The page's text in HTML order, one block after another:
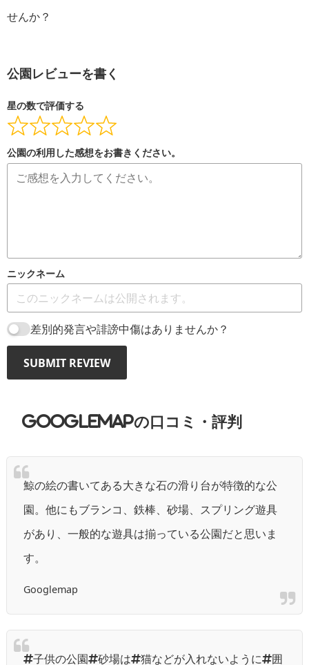
せんか？
公園レビューを書く
星の数で評価する
公園の利用した感想をお書きください。
ニックネーム
差別的発言や誹謗中傷はありませんか？
SUBMIT REVIEW
GoogleMAPの口コミ・評判
鯨の絵の書いてある大きな石の滑り台が特徴的な公
園。他にもブランコ、鉄棒、砂場、スプリング遊具
があり、一般的な遊具は揃っている公園だと思いま
す。
Googlemap
#子供の公園#砂場は#猫などが入れないように#囲